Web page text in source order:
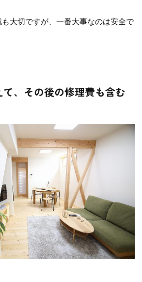
大切ですが、一番大事なのは安全で
、その後の修理費も含む